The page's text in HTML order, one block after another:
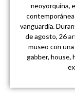
neoyorquina,
vanguardia.
de agosto, 26
museo con
gabber, house,